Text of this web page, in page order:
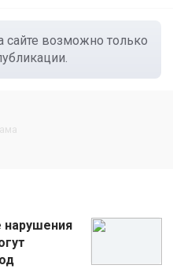
сайте возможно только